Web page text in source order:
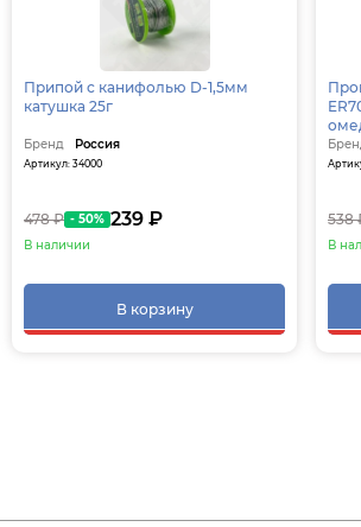
Припой с канифолью D-1,5мм
катушка 25г
Бренд Россия
Артикул: 34000
478 ₽ - 50% 239 ₽
В наличии
В корзину
538
В